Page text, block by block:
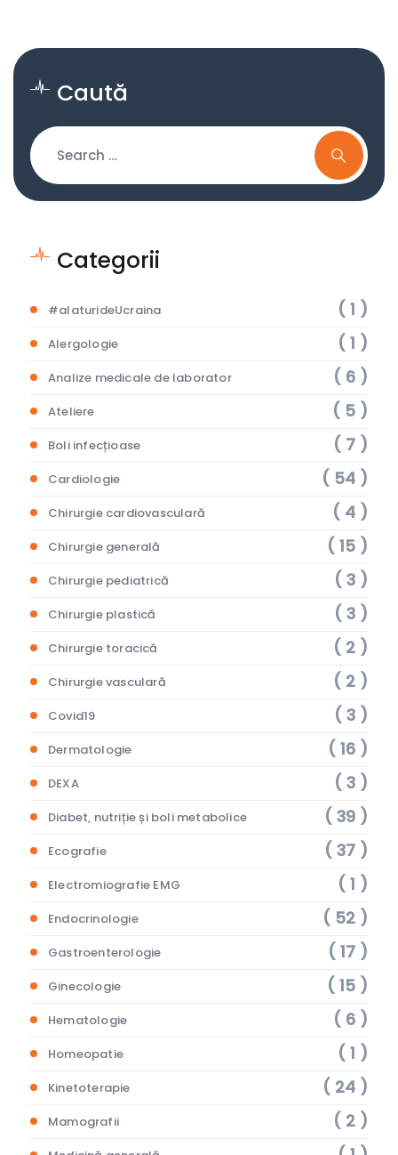
Caută
Categorii
#alaturideUcraina ( 1 )
Alergologie ( 1 )
Analize medicale de laborator ( 6 )
Ateliere ( 5 )
Boli infecțioase ( 7 )
Cardiologie ( 54 )
Chirurgie cardiovasculară ( 4 )
Chirurgie generală ( 15 )
Chirurgie pediatrică ( 3 )
Chirurgie plastică ( 3 )
Chirurgie toracică ( 2 )
Chirurgie vasculară ( 2 )
Covid19 ( 3 )
Dermatologie ( 16 )
DEXA ( 3 )
Diabet, nutriție și boli metabolice ( 39 )
Ecografie ( 37 )
Electromiografie EMG ( 1 )
Endocrinologie ( 52 )
Gastroenterologie ( 17 )
Ginecologie ( 15 )
Hematologie ( 6 )
Homeopatie ( 1 )
Kinetoterapie ( 24 )
Mamografii ( 2 )